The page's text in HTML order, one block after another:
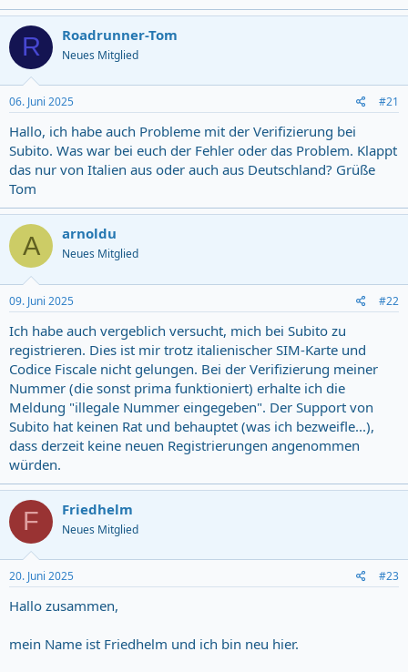
R Roadrunner-Tom
Neues Mitglied
06. Juni 2025 #21
Hallo, ich habe auch Probleme mit der Verifizierung bei
Subito. Was war bei euch der Fehler oder das Problem. Klappt
das nur von Italien aus oder auch aus Deutschland? Grüße
Tom
A arnoldu
Neues Mitglied
09. Juni 2025 #22
Ich habe auch vergeblich versucht, mich bei Subito zu
registrieren. Dies ist mir trotz italienischer SIM-Karte und
Codice Fiscale nicht gelungen. Bei der Verifizierung meiner
Nummer (die sonst prima funktioniert) erhalte ich die
Meldung "illegale Nummer eingegeben". Der Support von
Subito hat keinen Rat und behauptet (was ich bezweifle...),
dass derzeit keine neuen Registrierungen angenommen
würden.
F Friedhelm
Neues Mitglied
20. Juni 2025 #23
Hallo zusammen,
mein Name ist Friedhelm und ich bin neu hier.